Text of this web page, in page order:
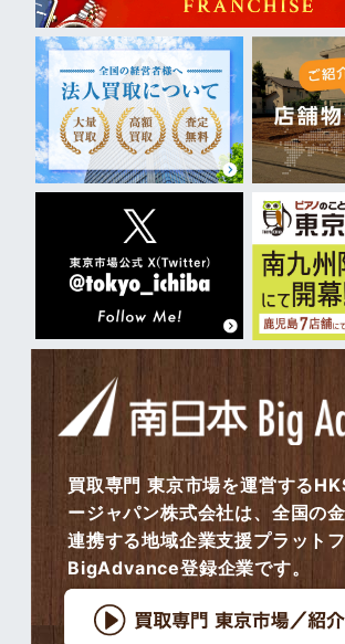
買取専門 東京市場を運営する
ージャパン株式会社は、全国の
連携する地域企業支援プラット
BigAdvance登録企業です。